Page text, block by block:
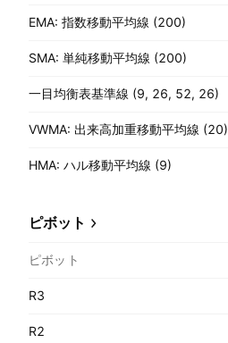
EMA: 指数移動平均線 (200)
SMA: 単純移動平均線 (200)
一目均衡表基準線 (9, 26, 52, 26)
VWMA: 出来高加重移動平均線 (20)
HMA: ハル移動平均線 (9)
ピボット
ピボット
R3
R2